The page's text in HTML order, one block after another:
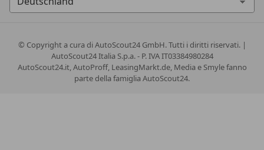
© Copyrighta cura di AutoScout24 GmbH. Tutti i diritti riservati. |
AutoScout24 Italia S.p.a. - P. IVA IT03384980284
AutoScout24.it, AutoProff, LeasingMarkt.de, Media e Smyle fanno
parte della famiglia AutoScout24.